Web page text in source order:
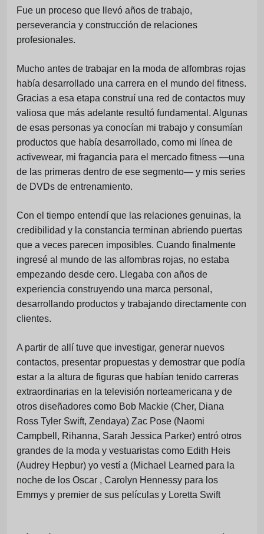
Fue un proceso que llevó años de trabajo,
perseverancia y construcción de relaciones
profesionales.
Mucho antes de trabajar en la moda de alfombras rojas
había desarrollado una carrera en el mundo del fitness.
Gracias a esa etapa construí una red de contactos muy
valiosa que más adelante resultó fundamental. Algunas
de esas personas ya conocían mi trabajo y consumían
productos que había desarrollado, como mi línea de
activewear, mi fragancia para el mercado fitness —una
de las primeras dentro de ese segmento— y mis series
de DVDs de entrenamiento.
Con el tiempo entendí que las relaciones genuinas, la
credibilidad y la constancia terminan abriendo puertas
que a veces parecen imposibles. Cuando finalmente
ingresé al mundo de las alfombras rojas, no estaba
empezando desde cero. Llegaba con años de
experiencia construyendo una marca personal,
desarrollando productos y trabajando directamente con
clientes.
A partir de allí tuve que investigar, generar nuevos
contactos, presentar propuestas y demostrar que podía
estar a la altura de figuras que habían tenido carreras
extraordinarias en la televisión norteamericana y de
otros diseñadores como Bob Mackie (Cher, Diana
Ross Tyler Swift, Zendaya) Zac Pose (Naomi
Campbell, Rihanna, Sarah Jessica Parker) entró otros
grandes de la moda y vestuaristas como Edith Heis
(Audrey Hepbur) yo vestí a (Michael Learned para la
noche de los Oscar , Carolyn Hennessy para los
Emmys y premier de sus películas y Loretta Swift